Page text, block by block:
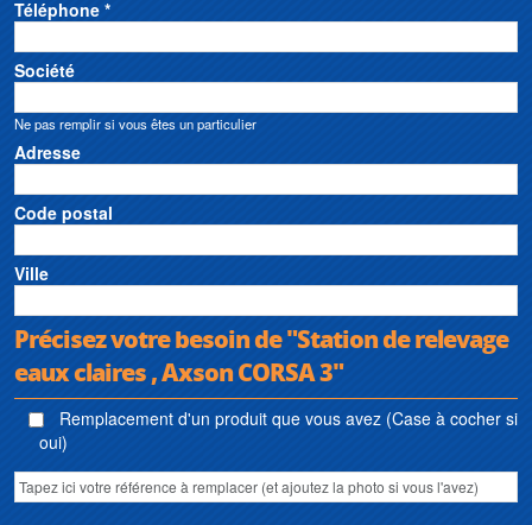
Téléphone *
Société
Ne pas remplir si vous êtes un particulier
Adresse
Code postal
Ville
Précisez votre besoin de "Station de relevage
eaux claires , Axson CORSA 3"
Remplacement d'un produit que vous avez (Case à cocher si
oui)